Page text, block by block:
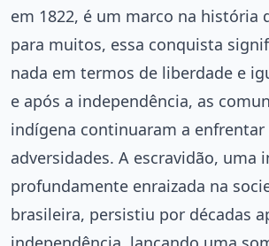
em 1822, é um marco na história
para muitos, essa conquista
nada em termos de liberdade e
e após a independência, as
indígena continuaram a enfrentar
adversidades. A escravidão, uma
profundamente enraizada na
brasileira, persistiu por décadas